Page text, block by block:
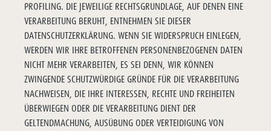
PROFILING. DIE JEWEILIGE RECHTSGRUNDLAGE, AUF DENEN EINE
VERARBEITUNG BERUHT, ENTNEHMEN SIE DIESER
DATENSCHUTZERKLÄRUNG. WENN SIE WIDERSPRUCH EINLEGEN,
WERDEN WIR IHRE BETROFFENEN PERSONENBEZOGENEN DATEN
NICHT MEHR VERARBEITEN, ES SEI DENN, WIR KÖNNEN
ZWINGENDE SCHUTZWÜRDIGE GRÜNDE FÜR DIE VERARBEITUNG
NACHWEISEN, DIE IHRE INTERESSEN, RECHTE UND FREIHEITEN
ÜBERWIEGEN ODER DIE VERARBEITUNG DIENT DER
GELTENDMACHUNG, AUSÜBUNG ODER VERTEIDIGUNG VON